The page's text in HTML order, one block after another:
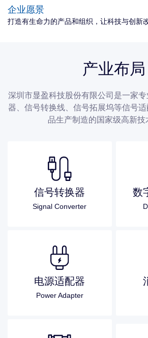
企业愿景
打造有生命力的产品和组织，让科技与创新
产业布局
深圳市显盈科技股份有限公司是一家
器、信号转换线、信号拓展坞等信号
品生产制造的国家级高新技
信号转换器
Signal Converter
数
电源适配器
Power Adapter